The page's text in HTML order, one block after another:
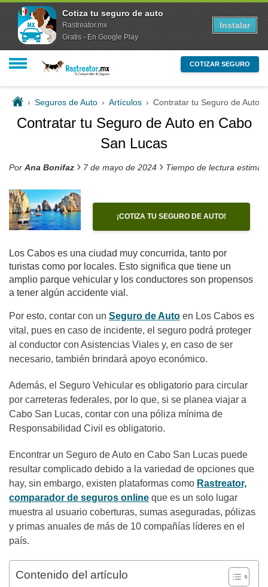
COTIZAR SEGURO
› Seguros de Auto › Artículos › Contratar tu Seguro de Auto
Contratar tu Seguro de Auto en Cabo
San Lucas
Por Ana Bonifaz › 7 de mayo de 2024 › Tiempo de lectura
¡COTIZA TU SEGURO DE AUTO!
Los Cabos es una ciudad muy concurrida, tanto por
turistas como por locales. Esto significa que tiene un
amplio parque vehicular y los conductores son propensos
a tener algún accidente vial.
Por esto, contar con un Seguro de Auto en Los Cabos es
vital, pues en caso de incidente, el seguro podrá proteger
al conductor con Asistencias Viales y, en caso de ser
necesario, también brindará apoyo económico.
Además, el Seguro Vehicular es obligatorio para circular
por carreteras federales, por lo que, si se planea viajar a
Cabo San Lucas, contar con una póliza mínima de
Responsabilidad Civil es obligatorio.
Encontrar un Seguro de Auto en Cabo San Lucas puede
resultar complicado debido a la variedad de opciones que
hay, sin embargo, existen plataformas como Rastreator,
comparador de seguros online que es un solo lugar
muestra al usuario coberturas, sumas aseguradas, pólizas
y primas anuales de más de 10 compañías líderes en el
país.
Contenido del artículo
Cotiza tu seguro de auto
Rastreator.mx
Gratis - En Google Play
Instalar